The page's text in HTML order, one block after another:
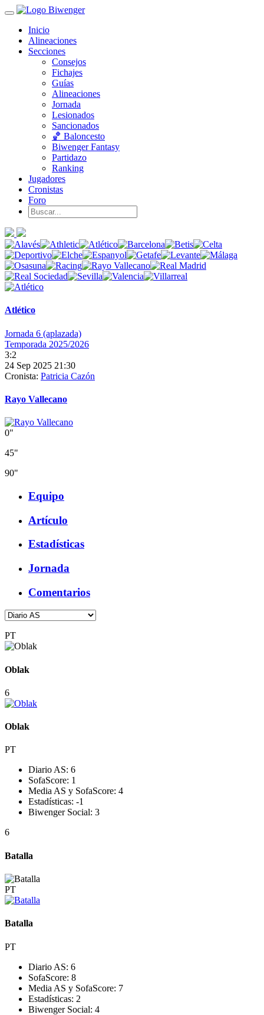
Inicio
Alineaciones
Secciones
Consejos
Fichajes
Guías
Alineaciones
Jornada
Lesionados
Sancionados
🏀 Baloncesto
Biwenger Fantasy
Partidazo
Ranking
Jugadores
Cronistas
Foro
Atlético
Jornada 6 (aplazada)
Temporada 2025/2026
3:2
24 Sep 2025 21:30
Cronista: Patricia Cazón
Rayo Vallecano
0"
45"
90"
Equipo
Artículo
Estadísticas
Jornada
Comentarios
PT
Oblak
6
Oblak
PT
Diario AS: 6
SofaScore: 1
Media AS y SofaScore: 4
Estadísticas: -1
Biwenger Social: 3
6
Batalla
PT
Batalla
PT
Diario AS: 6
SofaScore: 8
Media AS y SofaScore: 7
Estadísticas: 2
Biwenger Social: 4